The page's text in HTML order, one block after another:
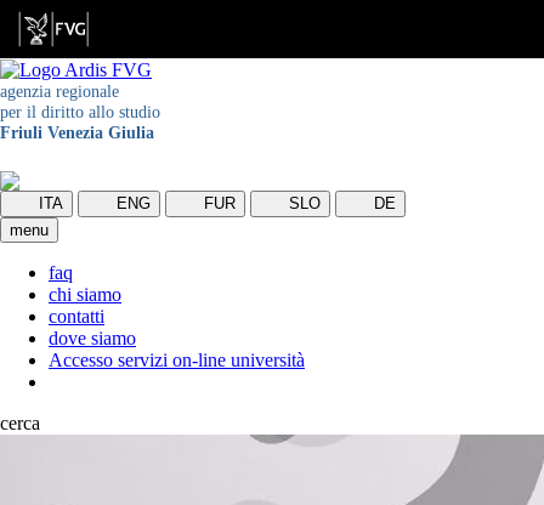
agenzia regionale
per il diritto allo studio
Friuli Venezia Giulia
ITA ENG FUR SLO
DE
menu
faq
chi siamo
contatti
dove siamo
Accesso servizi on-line università
cerca